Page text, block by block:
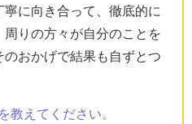
に向き合って、徹底的に
りの方々が自分のことを
おかげで結果も自ずとつ
教えてください。